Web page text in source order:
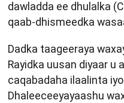
dawladda ee dhulalka
qaab-dhismeedka
Dadka taageeraya
Rayidka uusan diyaar u
caqabadaha ilaalinta
Dhaleeceeyayaashu